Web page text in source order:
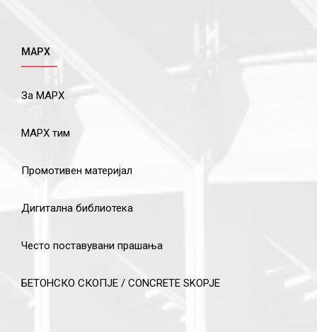
МАРХ
За МАРХ
МАРХ тим
Промотивен материјал
Дигитална библиотека
Често поставувани прашања
БЕТОНСКО СКОПЈЕ / CONCRETE SKOPJE